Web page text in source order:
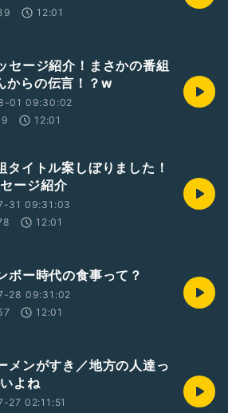
12:01
セージ紹介！まさかの番組
からの伝言！？w
01 09:30:02
12:01
タイトル案しぼりました！
ージ紹介
31 09:31:03
12:01
ボー時代の食事って？
28 09:31:02
12:01
メンがすき／地方の人達っ
よね
27 02:11:51